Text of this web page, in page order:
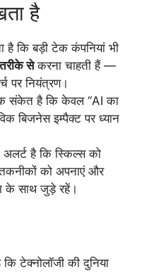
है
है कि बड़ी टेक कंपनियां भी
सेकरना चाहती हैं —
पर नियंत्रण।
संकेत है कि केवल “AI का
बिजनेस इम्पैक्ट पर ध्यान
है कि स्किल्स को
को अपनाएं और
के साथ जुड़े रहें।
टेक्नोलॉजी की दुनिया